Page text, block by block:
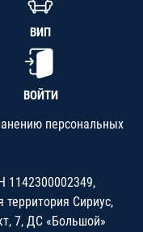
ВИП
ВОЙТИ
персональных
1142300002349,
Сириус,
7, ДС «Большой»